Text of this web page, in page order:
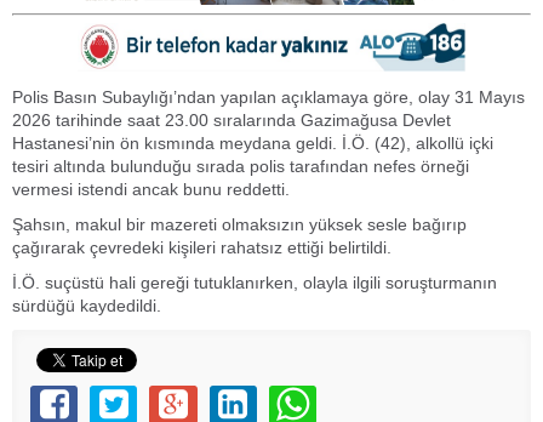
Polis Basın Subaylığı’ndan yapılan açıklamaya göre, olay 31 Mayıs
2026 tarihinde saat 23.00 sıralarında Gazimağusa Devlet
Hastanesi’nin ön kısmında meydana geldi. İ.Ö. (42), alkollü içki
tesiri altında bulunduğu sırada polis tarafından nefes örneği
vermesi istendi ancak bunu reddetti.
Şahsın, makul bir mazereti olmaksızın yüksek sesle bağırıp
çağırarak çevredeki kişileri rahatsız ettiği belirtildi.
İ.Ö. suçüstü hali gereği tutuklanırken, olayla ilgili soruşturmanın
sürdüğü kaydedildi.